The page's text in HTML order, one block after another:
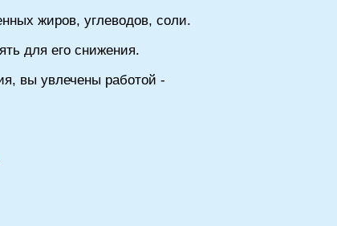
жиров, углеводов, соли.
для его снижения.
вы увлечены работой -